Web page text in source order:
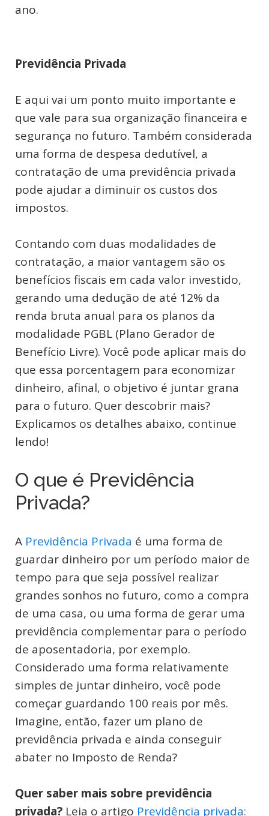
ano.
Previdência Privada
E aqui vai um ponto muito importante e
que vale para sua organização financeira e
segurança no futuro. Também considerada
uma forma de despesa dedutível, a
contratação de uma previdência privada
pode ajudar a diminuir os custos dos
impostos.
Contando com duas modalidades de
contratação, a maior vantagem são os
benefícios fiscais em cada valor investido,
gerando uma dedução de até 12% da
renda bruta anual para os planos da
modalidade PGBL (Plano Gerador de
Benefício Livre). Você pode aplicar mais do
que essa porcentagem para economizar
dinheiro, afinal, o objetivo é juntar grana
para o futuro. Quer descobrir mais?
Explicamos os detalhes abaixo, continue
lendo!
O que é Previdência
Privada?
A Previdência Privada é uma forma de
guardar dinheiro por um período maior de
tempo para que seja possível realizar
grandes sonhos no futuro, como a compra
de uma casa, ou uma forma de gerar uma
previdência complementar para o período
de aposentadoria, por exemplo.
Considerado uma forma relativamente
simples de juntar dinheiro, você pode
começar guardando 100 reais por mês.
Imagine, então, fazer um plano de
previdência privada e ainda conseguir
abater no Imposto de Renda?
Quer saber mais sobre previdência
privada? Leia o artigo Previdência privada: